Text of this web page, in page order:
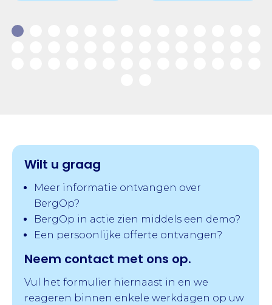
Wilt u graag
Meer informatie ontvangen over
BergOp?
BergOp in actie zien middels een demo?
Een persoonlijke offerte ontvangen?
Neem contact met ons op.
Vul het formulier hiernaast in en we
reageren binnen enkele werkdagen op uw